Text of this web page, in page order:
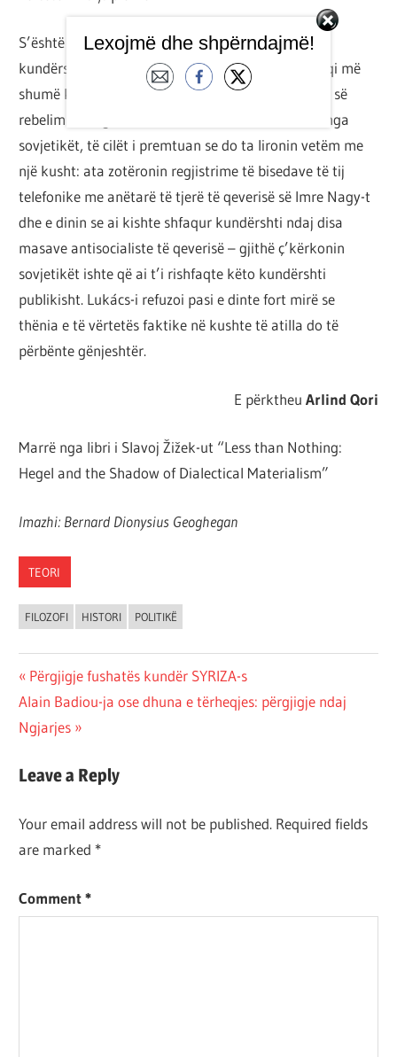
S’është për t’u çuditur atëherë që Georg Lukács-i,
kundërshtari më i madh marksist i Brecht-it, shfaqi më
shumë kurajë etike se ky i fundit kur, pas shtypjes së
rebelimit hungarez në fund të 1956-s, u arrestua nga
sovjetikët, të cilët i premtuan se do ta lironin vetëm me
një kusht: ata zotëronin regjistrime të bisedave të tij
telefonike me anëtarë të tjerë të qeverisë së Imre Nagy-t
dhe e dinin se ai kishte shfaqur kundërshti ndaj disa
masave antisocialiste të qeverisë – gjithë ç’kërkonin
sovjetikët ishte që ai t’i rishfaqte këto kundërshti
publikisht. Lukács-i refuzoi pasi e dinte fort mirë se
thënia e të vërtetës faktike në kushte të atilla do të
përbënte gënjeshtër.
E përktheu Arlind Qori
Marrë nga libri i Slavoj Žižek-ut “Less than Nothing:
Hegel and the Shadow of Dialectical Materialism”
Imazhi: Bernard Dionysius Geoghegan
TEORI
FILOZOFI HISTORI POLITIKË
Post
navigation
Previous
Post:
Përgjigje fushatës kundër SYRIZA-s
Next
Post:
Alain Badiou-ja ose dhuna e tërheqjes: përgjigje ndaj
Ngjarjes
Leave a Reply
Your email address will not be published. Required fields
are marked *
Comment*
Lexojmë dhe shpërndajmë!